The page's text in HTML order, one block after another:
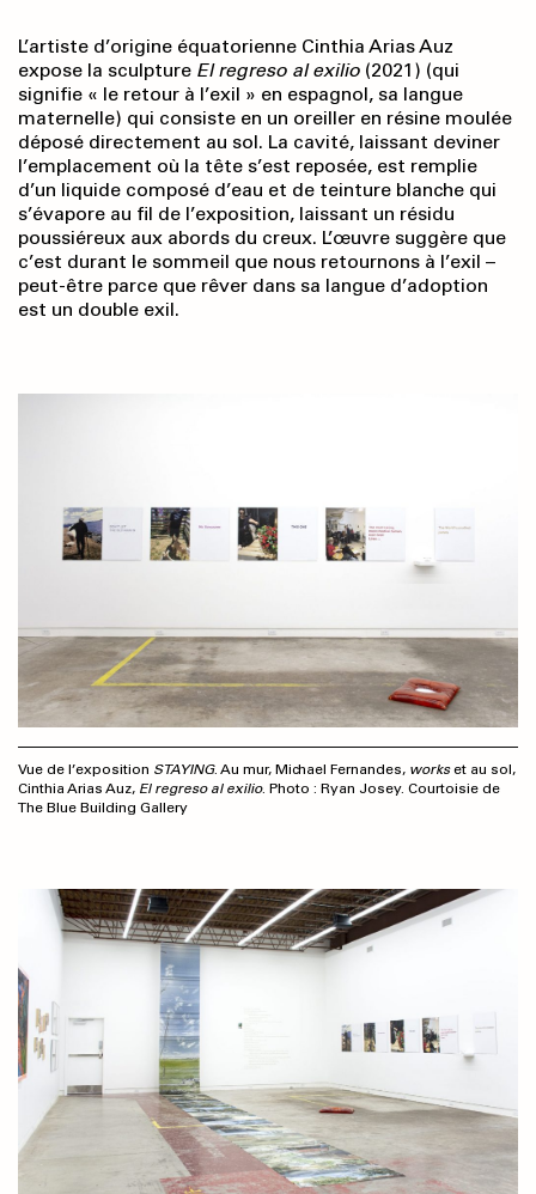
L’artiste d’origine équatorienne Cinthia Arias Auz
expose la sculpture El regreso al exilio (2021) (qui
signifie « le retour à l’exil » en espagnol, sa langue
maternelle) qui consiste en un oreiller en résine moulée
déposé directement au sol. La cavité, laissant deviner
l’emplacement où la tête s’est reposée, est remplie
d’un liquide composé d’eau et de teinture blanche qui
s’évapore au fil de l’exposition, laissant un résidu
poussiéreux aux abords du creux. L’œuvre suggère que
c’est durant le sommeil que nous retournons à l’exil –
peut-être parce que rêver dans sa langue d’adoption
est un double exil.
Vue de l’exposition STAYING. Au mur, Michael Fernandes, workset au sol,
Cinthia Arias Auz, El regreso al exilio. Photo : Ryan Josey. Courtoisie de
The Blue Building Gallery